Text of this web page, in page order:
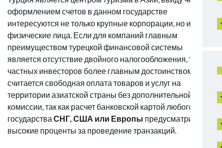
оформлением счетов в данном государстве
интересуются не только крупные корпорации, но и
физические лица. Если для компаний главным
преимуществом турецкой финансовой системы
является отсутствие двойного налогообложения, то для
частных инвесторов более главным достоинством
считается свободная оплата товаров и услуг на
территории азиатской страны без дополнительной
комиссии, так как расчет банковской картой любого
государства СНГ, США или Европы предусматривает
высокие проценты за проведение транзакций.